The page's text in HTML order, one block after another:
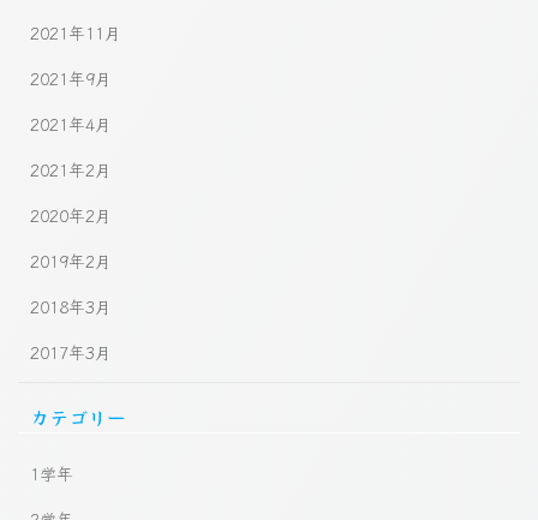
2021年11月
2021年9月
2021年4月
2021年2月
2020年2月
2019年2月
2018年3月
2017年3月
カテゴリー
1学年